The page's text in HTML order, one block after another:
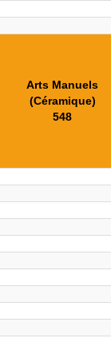
Arts Manuels
(Céramique)
548